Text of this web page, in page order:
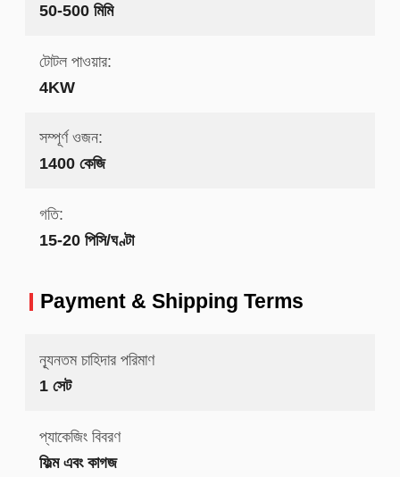
50-500 মিমি
টোটল পাওয়ার:
4KW
সম্পূর্ণ ওজন:
1400 কেজি
গতি:
15-20 পিসি/ঘণ্টা
Payment & Shipping Terms
ন্যূনতম চাহিদার পরিমাণ
1 সেট
প্যাকেজিং বিবরণ
ফিল্ম এবং কাগজ